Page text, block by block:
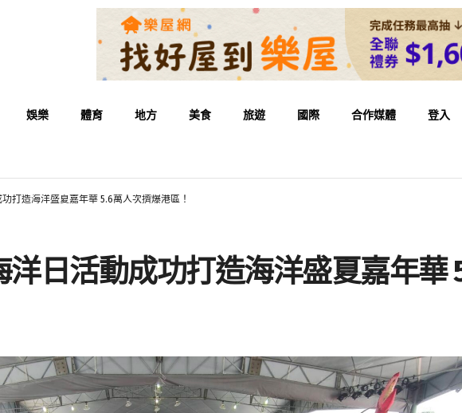
娛樂 體育 地方 美食 旅遊 國際 合作媒體 登入
打造海洋盛夏嘉年華 5.6萬人次擠爆港區！
洋日活動成功打造海洋盛夏嘉年華